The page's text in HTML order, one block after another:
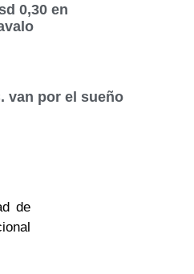
0,30 en
van por el sueño
de